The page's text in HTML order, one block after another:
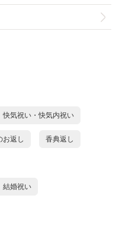
快気祝い・快気内祝い
お返し 香典返し
結婚祝い